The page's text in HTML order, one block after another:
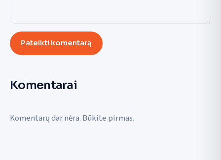
Pateikti komentarą
Komentarai
Komentarų dar nėra. Būkite pirmas.